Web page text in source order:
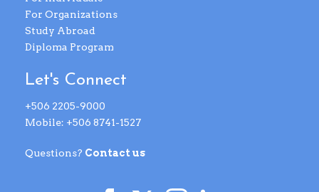
For Organizations
Study Abroad
Diploma Program
Let's Connect
+506 2205-9000
Mobile: +506 8741-1527
Questions? Contact us